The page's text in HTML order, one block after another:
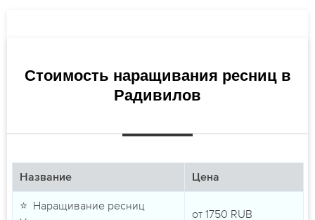
Стоимость наращивания ресниц в
Радивилов
Название Цена
⭐ Наращивание ресниц
от 1750 RUB